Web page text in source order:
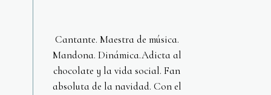
Cantante. Maestra de música.
Mandona. Dinámica.Adicta al
chocolate y la vida social. Fan
absoluta de la navidad. Con el